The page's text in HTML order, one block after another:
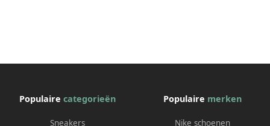
Populaire categorieën
Sneakers
Populaire merken
Nike schoenen